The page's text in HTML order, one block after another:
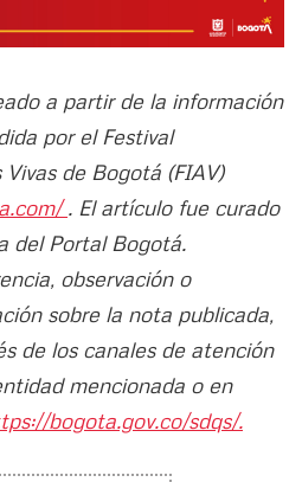
a partir de la información
por el Festival
de Bogotá (FIAV)
. El artículo fue curado
del Portal Bogotá.
observación o
sobre la nota publicada,
de los canales de atención
mencionada o en
bogota.gov.co/sdqs/.